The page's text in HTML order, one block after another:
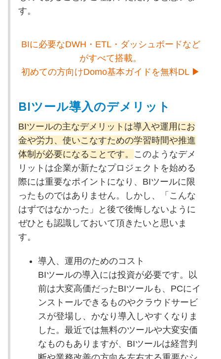
す。
BIに必要なDWH・ETL・ダッシュボードなど
がすべて搭載。
初めての方向けDomo基本ガイドを無料DL ▶
BIツール導入のデメリット
BIツールの主なデメリットは導入や運用にお
金や労力、使いこなすための学習時間や推進
体制が必要になることです。
このようなデメ
リットは企業が新たなプロジェクトを始める
際には重要なポイントになり、BIツールに限
ったものではありません。しかし、「こんな
はずではなかった」と後で後悔しないように
ぜひとも認識しておいて頂きたいと思いま
す。
導入、運用のためのコスト
BIツールの導入には投資が必要です。以
前は大変高価だったBIツールも、PCにイ
ンストールできるものやクラウドサービ
スが登場し、かなり導入しやすくなりま
した。最近では無料のツールや大変安価
なものもありますが、BIツールは経営判